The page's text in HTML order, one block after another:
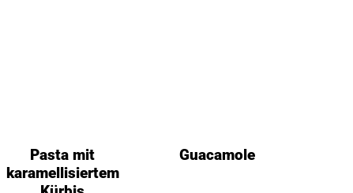
Pasta mit
karamellisiertem
Guacamole